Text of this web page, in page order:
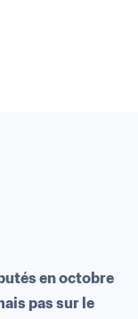
en octobre
pas sur le